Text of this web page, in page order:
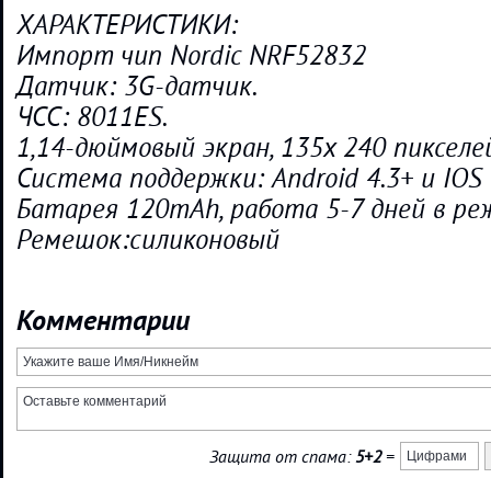
ХАРАКТЕРИСТИКИ:
Импорт чип Nordic NRF52832
Датчик: 3G-датчик.
ЧСС: 8011ES.
1,14-дюймовый экран, 135х 240
Система поддержки: Android 4.3+ и IOS
Батарея 120mAh, работа 5-7 дней в
Ремешок:силиконовый
Комментарии
Защита от спама:5+2=